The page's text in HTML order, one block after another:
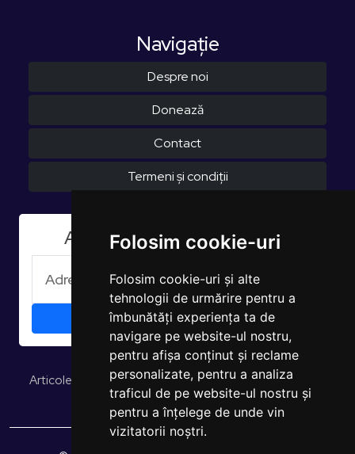
Folosim cookie-uri
Folosim cookie-uri și alte
tehnologii de urmărire pentru a
îmbunătăți experiența ta de
navigare pe website-ul nostru,
pentru afișa conținut și reclame
personalizate, pentru a analiza
traficul de pe website-ul nostru și
pentru a înțelege de unde vin
vizitatorii noștri.
Navigaţie
Despre noi
Donează
Contact
Termeni și condiții
Aboneaza-te la Newsletter
Articole și opiniiStudii și rapoarteEUROPULS Rezultate